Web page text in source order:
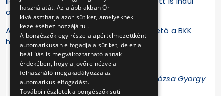
autóbusz.
A 45-ös busz új menetrendje már elérhető aBKK
honlapján.
Egységes megállóhely-használat a Dózsa György
úton
használatát. Az alábbiakban Ön
kiválaszthatja azon sütiket, amelyeknek
kezeléséhez hozzájárul.
A böngészők egy része alapértelmezettként
automatikusan elfogadja a sütiket, de ez a
beállítás is megváltoztatható annak
érdekében, hogy a jövőre nézve a
felhasználó megakadályozza az
automatikus elfogadást.
További részletek a böngészők süti